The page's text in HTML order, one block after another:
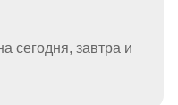
сегодня, завтра и